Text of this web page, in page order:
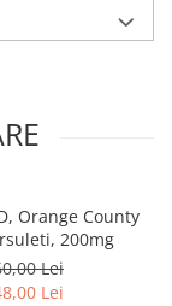
Orange County
200mg
Lei
Lei